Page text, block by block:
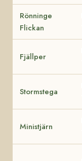
Rönninge
Flickan
Fjällper
Stormstega
Ministjärn